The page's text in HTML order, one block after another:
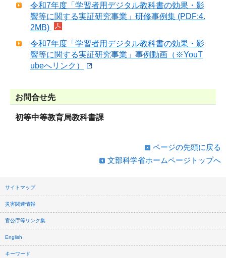
令和7年度「学習者用デジタル教科書の効果・影
響等に関する実証研究事業」研修事例集 (PDF:4.
2MB)
令和7年度「学習者用デジタル教科書の効果・影
響等に関する実証研究事業」事例動画（※YouT
ubeへリンク）
お問合せ先
初等中等教育局教科書課
ページの先頭に戻る
文部科学省ホームページトップへ
サイトマップ
災害関連情報
官公庁等リンク集
English
キーワード